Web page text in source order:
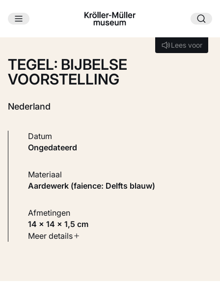
Ga naar hoofdinhoud
Lees voor
Lees voor
TEGEL: BIJBELSE
VOORSTELLING
Nederland
Datum
ongedateerd
Materiaal
Aardewerk (faience: Delfts blauw)
Afmetingen
14 × 14 × 1,5 cm
Soort werk
Meer details